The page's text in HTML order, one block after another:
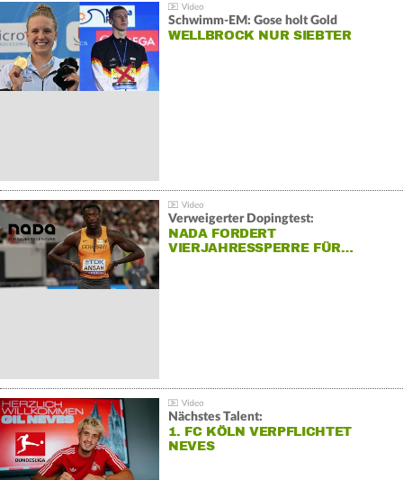
Schwimm-EM: Gose holt Gold
WELLBROCK NUR SIEBTER
Verweigerter Dopingtest:
NADA FORDERT
VIERJAHRESSPERRE FÜR…
Nächstes Talent:
1. FC KÖLN VERPFLICHTET
NEVES